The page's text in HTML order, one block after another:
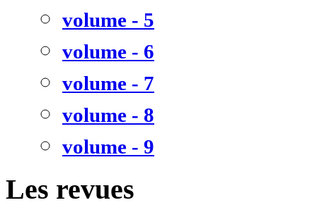
volume - 5
volume - 6
volume - 7
volume - 8
volume - 9
Les revues